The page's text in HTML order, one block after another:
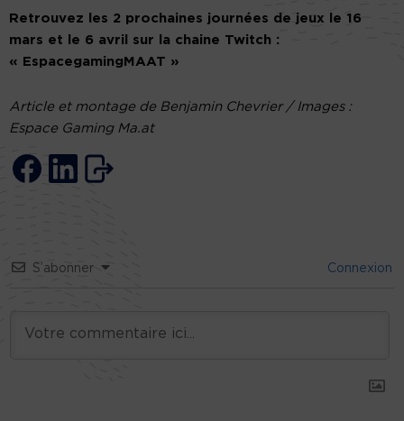
Retrouvez les 2 prochaines journées de jeux le 16
mars et le 6 avril sur la chaine Twitch :
« EspacegamingMAAT »
Article et montage de Benjamin Chevrier / Images :
Espace Gaming Ma.at
S’abonner Connexion